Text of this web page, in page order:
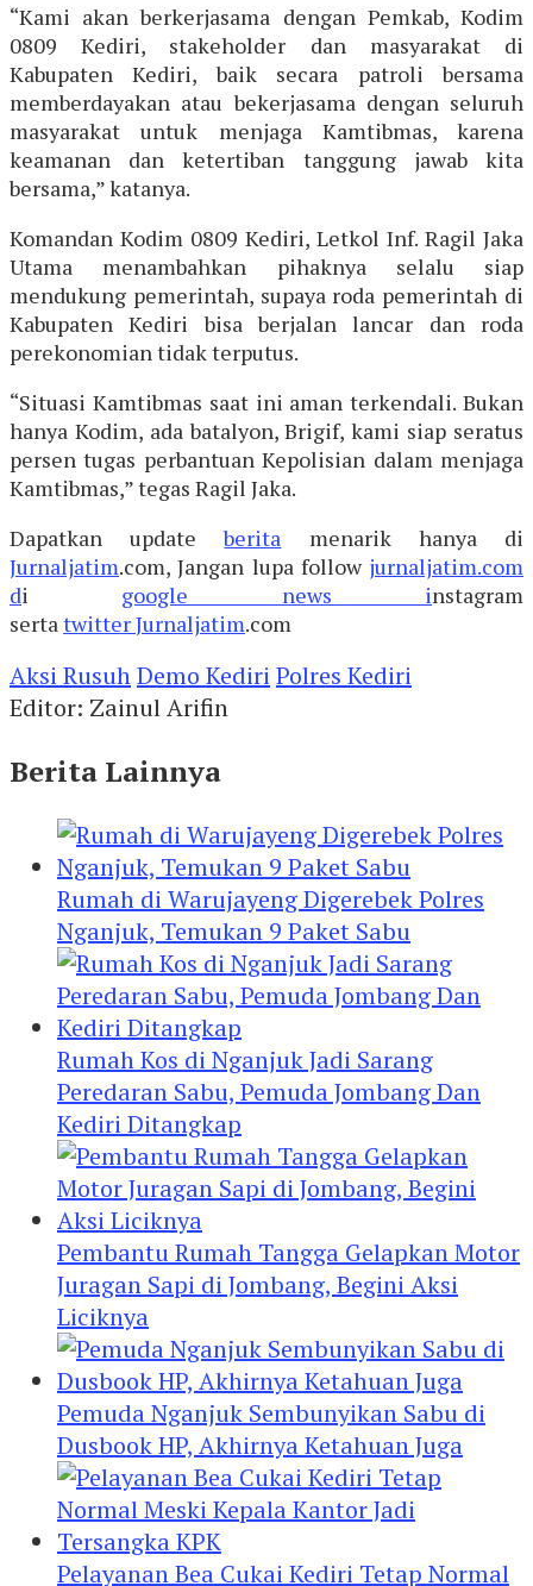
“Kami akan berkerjasama dengan Pemkab, Kodim
0809 Kediri, stakeholder dan masyarakat di
Kabupaten Kediri, baik secara patroli bersama
memberdayakan atau bekerjasama dengan seluruh
masyarakat untuk menjaga Kamtibmas, karena
keamanan dan ketertiban tanggung jawab kita
bersama,” katanya.
Komandan Kodim 0809 Kediri, Letkol Inf. Ragil Jaka
Utama menambahkan pihaknya selalu siap
mendukung pemerintah, supaya roda pemerintah di
Kabupaten Kediri bisa berjalan lancar dan roda
perekonomian tidak terputus.
“Situasi Kamtibmas saat ini aman terkendali. Bukan
hanya Kodim, ada batalyon, Brigif, kami siap seratus
persen tugas perbantuan Kepolisian dalam menjaga
Kamtibmas,” tegas Ragil Jaka.
Dapatkan updateberita menarik hanya di
Jurnaljatim.com, Jangan lupa follow jurnaljatim.com
di google news instagram
serta twitterJurnaljatim.com
Aksi RusuhDemo Kediri Polres Kediri
Editor: Zainul Arifin
Berita Lainnya
Rumah di Warujayeng Digerebek Polres
Nganjuk, Temukan 9 Paket Sabu
Rumah Kos di Nganjuk Jadi Sarang
Peredaran Sabu, Pemuda Jombang Dan
Kediri Ditangkap
Pembantu Rumah Tangga Gelapkan Motor
Juragan Sapi di Jombang, Begini Aksi
Liciknya
Pemuda Nganjuk Sembunyikan Sabu di
Dusbook HP, Akhirnya Ketahuan Juga
Pelayanan Bea Cukai Kediri Tetap Normal